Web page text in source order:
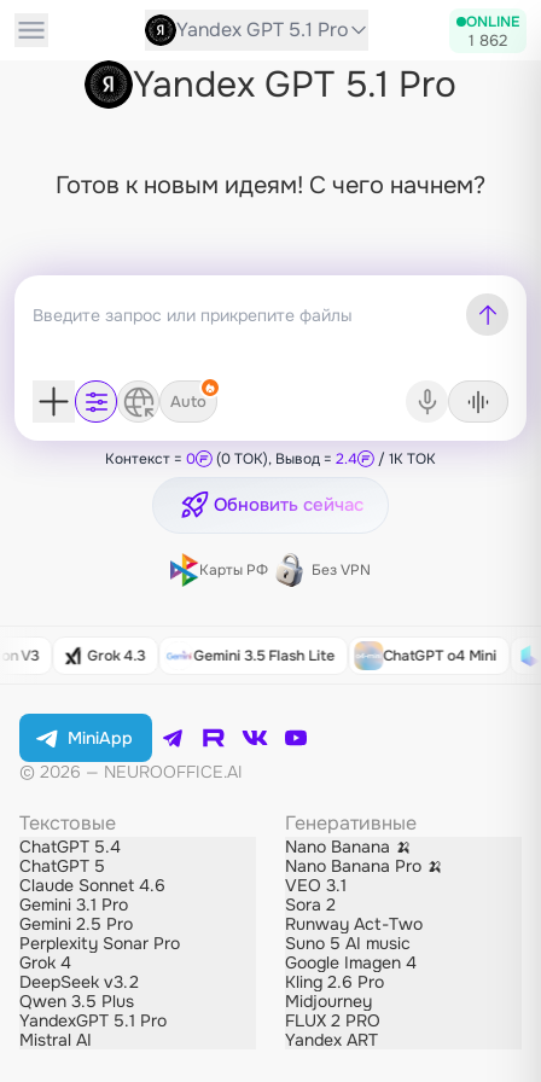
Yandex GPT 5.1 Pro ONLINE
1 862
Yandex GPT 5.1 Pro
Готов к новым идеям! С чего начнем?
Auto
Контекст = 0 (0 TOK), Вывод = 2.4 / 1K TOK
Обновить сейчас
Карты РФ Без VPN
Grok 4.3 Gemini 3.5 Flash Lite ChatGPT o4 Mini
MiniApp
© 2026 — NEUROOFFICE.AI
Текстовые
ChatGPT 5.4
ChatGPT 5
Claude Sonnet 4.6
Gemini 3.1 Pro
Gemini 2.5 Pro
Perplexity Sonar Pro
Grok 4
DeepSeek v3.2
Qwen 3.5 Plus
YandexGPT 5.1 Pro
Mistral AI
Генеративные
Nano Banana 🍌
Nano Banana Pro 🍌
VEO 3.1
Sora 2
Runway Act-Two
Suno 5 AI music
Google Imagen 4
Kling 2.6 Pro
Midjourney
FLUX 2 PRO
Yandex ART